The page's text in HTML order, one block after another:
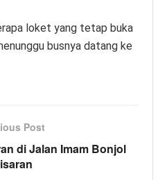
loket yang tetap buka
busnya datang ke
Post
di Jalan Imam Bonjol